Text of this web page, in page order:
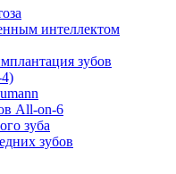
интеллектом
зубов
All-on-6
зуба
зубов